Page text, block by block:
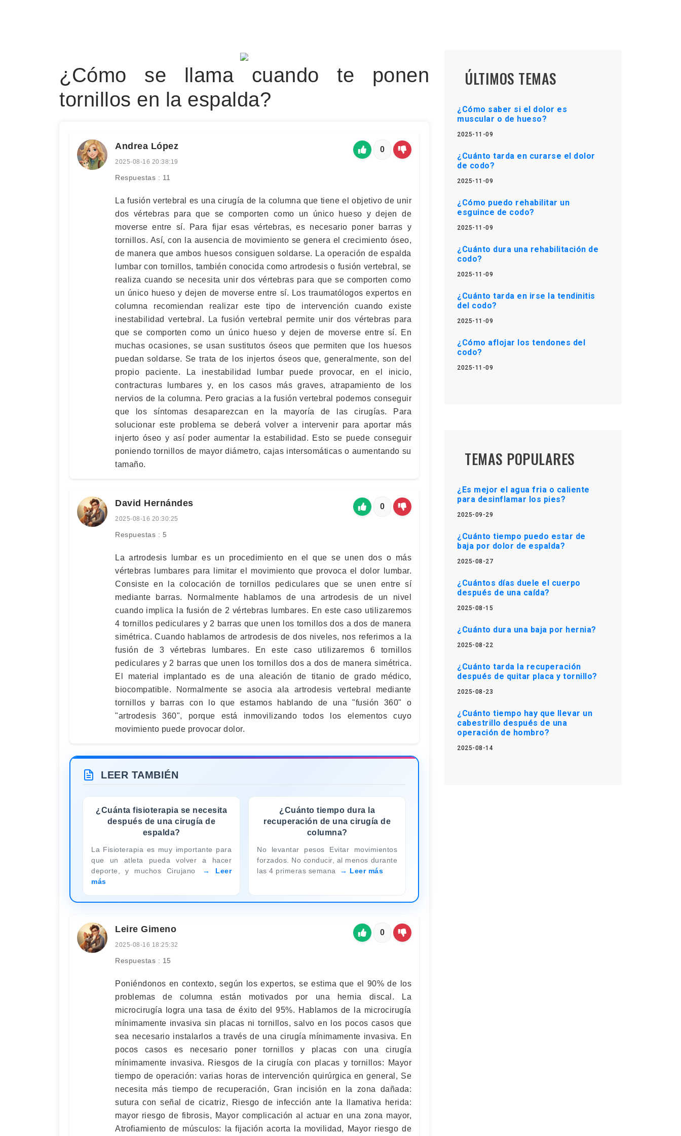
¿Cómo se llama cuando te ponen
tornillos en la espalda?
Andrea López
2025-08-16 20:38:19
Respuestas : 11
0
La fusión vertebral es una cirugía de la columna que tiene el objetivo de unir
dos vértebras para que se comporten como un único hueso y dejen de
moverse entre sí. Para fijar esas vértebras, es necesario poner barras y
tornillos. Así, con la ausencia de movimiento se genera el crecimiento óseo,
de manera que ambos huesos consiguen soldarse. La operación de espalda
lumbar con tornillos, también conocida como artrodesis o fusión vertebral, se
realiza cuando se necesita unir dos vértebras para que se comporten como
un único hueso y dejen de moverse entre sí. Los traumatólogos expertos en
columna recomiendan realizar este tipo de intervención cuando existe
inestabilidad vertebral. La fusión vertebral permite unir dos vértebras para
que se comporten como un único hueso y dejen de moverse entre sí. En
muchas ocasiones, se usan sustitutos óseos que permiten que los huesos
puedan soldarse. Se trata de los injertos óseos que, generalmente, son del
propio paciente. La inestabilidad lumbar puede provocar, en el inicio,
contracturas lumbares y, en los casos más graves, atrapamiento de los
nervios de la columna. Pero gracias a la fusión vertebral podemos conseguir
que los síntomas desaparezcan en la mayoría de las cirugías. Para
solucionar este problema se deberá volver a intervenir para aportar más
injerto óseo y así poder aumentar la estabilidad. Esto se puede conseguir
poniendo tornillos de mayor diámetro, cajas intersomáticas o aumentando su
tamaño.
David Hernándes
2025-08-16 20:30:25
Respuestas : 5
0
La artrodesis lumbar es un procedimiento en el que se unen dos o más
vértebras lumbares para limitar el movimiento que provoca el dolor lumbar.
Consiste en la colocación de tornillos pediculares que se unen entre sí
mediante barras. Normalmente hablamos de una artrodesis de un nivel
cuando implica la fusión de 2 vértebras lumbares. En este caso utilizaremos
4 tornillos pediculares y 2 barras que unen los tornillos dos a dos de manera
simétrica. Cuando hablamos de artrodesis de dos niveles, nos referimos a la
fusión de 3 vértebras lumbares. En este caso utilizaremos 6 tornillos
pediculares y 2 barras que unen los tornillos dos a dos de manera simétrica.
El material implantado es de una aleación de titanio de grado médico,
biocompatible. Normalmente se asocia ala artrodesis vertebral mediante
tornillos y barras con lo que estamos hablando de una "fusión 360" o
"artrodesis 360", porque está inmovilizando todos los elementos cuyo
movimiento puede provocar dolor.
LEER TAMBIÉN
¿Cuánta fisioterapia se necesita
después de una cirugía de
espalda?
La Fisioterapia es muy importante para
que un atleta pueda volver a hacer
deporte, y muchos Cirujano
Leer
más
¿Cuánto tiempo dura la
recuperación de una cirugía de
columna?
No levantar pesos Evitar movimientos
forzados. No conducir, al menos durante
las 4 primeras semana
Leer más
Leire Gimeno
2025-08-16 18:25:32
Respuestas : 15
0
Poniéndonos en contexto, según los expertos, se estima que el 90% de los
problemas de columna están motivados por una hernia discal. La
microcirugía logra una tasa de éxito del 95%. Hablamos de la microcirugía
mínimamente invasiva sin placas ni tornillos, salvo en los pocos casos que
sea necesario instalarlos a través de una cirugía mínimamente invasiva. En
pocos casos es necesario poner tornillos y placas con una cirugía
mínimamente invasiva. Riesgos de la cirugía con placas y tornillos: Mayor
tiempo de operación: varias horas de intervención quirúrgica en general, Se
necesita más tiempo de recuperación, Gran incisión en la zona dañada:
sutura con señal de cicatriz, Riesgo de infección ante la llamativa herida:
mayor riesgo de fibrosis, Mayor complicación al actuar en una zona mayor,
Atrofiamiento de músculos: la fijación acorta la movilidad, Mayor riesgo de
ÚLTIMOS TEMAS
¿Cómo saber si el dolor es
muscular o de hueso?
2025-11-09
¿Cuánto tarda en curarse el dolor
de codo?
2025-11-09
¿Cómo puedo rehabilitar un
esguince de codo?
2025-11-09
¿Cuánto dura una rehabilitación de
codo?
2025-11-09
¿Cuánto tarda en irse la tendinitis
del codo?
2025-11-09
¿Cómo aflojar los tendones del
codo?
2025-11-09
TEMAS POPULARES
¿Es mejor el agua fria o caliente
para desinflamar los pies?
2025-09-29
¿Cuánto tiempo puedo estar de
baja por dolor de espalda?
2025-08-27
¿Cuántos días duele el cuerpo
después de una caída?
2025-08-15
¿Cuánto dura una baja por hernia?
2025-08-22
¿Cuánto tarda la recuperación
después de quitar placa y tornillo?
2025-08-23
¿Cuánto tiempo hay que llevar un
cabestrillo después de una
operación de hombro?
2025-08-14